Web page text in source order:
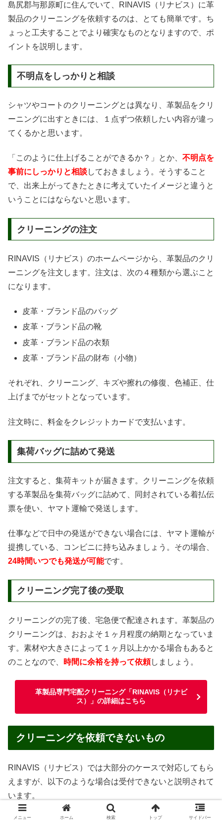
島尻郡与那原町に住んでいて、RINAVIS（リナビス）に革
製品のクリーニングを依頼するのは、とても簡単です。ち
ょっと工夫することでより確実なものとなりますので、ポ
イントを説明します。
不明点をしっかりと相談
シャツやコートのクリーニングとは異なり、革製品をクリ
ーニングに出すときには、１点ずつ依頼したい内容が違っ
てくるかと思います。
「このように仕上げることができるか？」とか、 不明点を
事前にしっかりと相談しておきましょう。そうすること
で、出来上がってきたときに考えていたイメージと違うと
いうことにはならないと思います。
クリーニングの注文
RINAVIS（リナビス）のホームページから、革製品のクリ
ーニングを注文します。注文は、次の４種類から選ぶこと
になります。
皮革・ブランド品のバッグ
皮革・ブランド品の靴
皮革・ブランド品の衣類
皮革・ブランド品の財布（小物）
それぞれ、クリーニング、キズや擦れの修復、色補正、仕
上げまでがセットとなっています。
注文時に、料金をクレジットカードで支払います。
集荷バッグに詰めて発送
注文すると、集荷キットが届きます。クリーニングを依頼
する革製品を集荷バッグに詰めて、同封されている着払伝
票を使い、ヤマト運輸で発送します。
仕事などで日中の発送ができない場合には、ヤマト運輸が
提携している、コンビニに持ち込みましょう。その場合、
24時間いつでも発送が可能です。
クリーニング完了後の受取
クリーニングの完了後、宅急便で配達されます。革製品の
クリーニングは、おおよそ１ヶ月程度の納期となっていま
す。素材や大きさによって１ヶ月以上かかる場合もあると
のことなので、
時間に余裕を持って依頼しましょう。
革製品専門宅配クリーニング「RINAVIS（リナビ
ス）」の詳細はこちら
クリーニングを依頼できないもの
RINAVIS（リナビス）では大部分のケースで対応してもら
えますが、以下のような場合は受付できないと説明されて
います。
汚物・嘔吐物がついたままのもの
メニュー ホーム 検索 トップ サイドバー